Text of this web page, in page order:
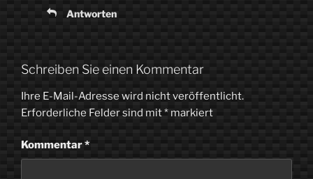
Antworten
Schreiben Sie einen Kommentar
Ihre E-Mail-Adresse wird nicht veröffentlicht.
Erforderliche Felder sind mit* markiert
Kommentar*